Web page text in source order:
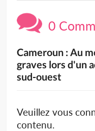
0
Cameroun : Au
graves lors d'un
sud-ouest
Veuillez vous
contenu.